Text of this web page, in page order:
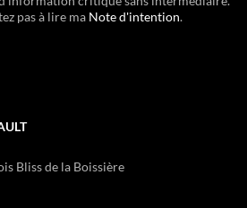
pas à lire ma Note d'intention.
Bliss de la Boissière